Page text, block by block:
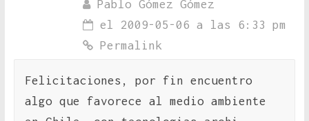
Pablo Gómez Gómez
el 2009-05-06 a las 6:33 pm
Permalink
Felicitaciones, por fin encuentro
algo que favorece al medio ambiente